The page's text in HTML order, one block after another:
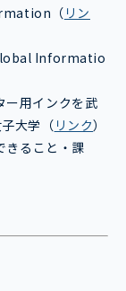
（ リン
Informatio
用インクを武
大学（ リンク）
ること・課